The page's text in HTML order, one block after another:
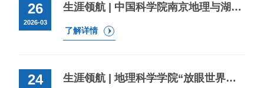
26
2026-03
生涯领航 | 中国科学院南京地理与湖泊研究所诚邀你共赴宣讲会
了解详情
24 生涯领航 | 地理科学学院“放眼世界，筑梦远航”留学经验分享会邀你赴约！